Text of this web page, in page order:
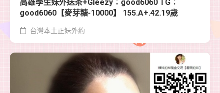
高雄學生妹外送茶+Gleezy：good6060 TG：
good6060【麥芽糖-10000】 155.A+.42.19歲
台灣本土正妹外約